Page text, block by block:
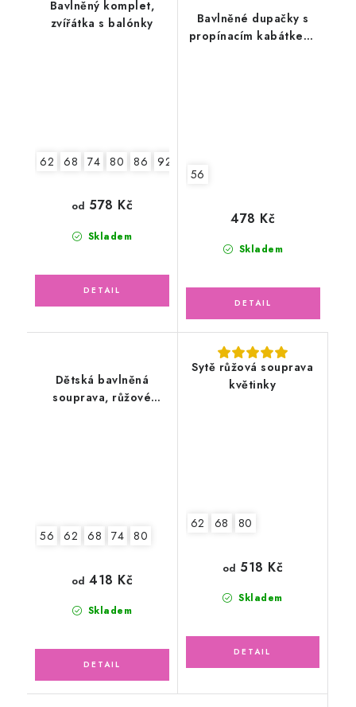
Bavlněný komplet,
zvířátka s balónky
62 68 74 80 86 92
Skladem
od 578 Kč
Bavlněné dupačky s
propínacím kabátkem,
56
Skladem
478 Kč
Dětská bavlněná
souprava, růžové
56 62 68 74 80
Skladem
od 418 Kč
Sytě růžová souprava
květinky
62 68 80
Skladem
od 518 Kč